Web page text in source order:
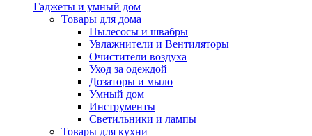
Гаджеты и умный дом
Товары для дома
Пылесосы и швабры
Увлажнители и Вентиляторы
Очистители воздуха
Уход за одеждой
Дозаторы и мыло
Умный дом
Инструменты
Светильники и лампы
Товары для кухни